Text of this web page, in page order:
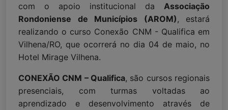
com o apoio institucional da Associação
Rondoniense de Municípios (AROM) , estará
realizando o curso Conexão CNM - Qualifica em
Vilhena/RO, que ocorrerá no dia 04 de maio, no
Hotel Mirage Vilhena.
CONEXÃO CNM – Qualifica, são cursos regionais
presenciais, com turmas voltadas ao
aprendizado e desenvolvimento através de